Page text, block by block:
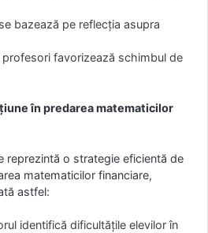
bazează pe reflecția asupra
favorizează schimbul de
în predarea matematicilor
reprezintă o strategie eficientă de
matematicilor financiare,
astfel:
identifică dificultățile elevilor în